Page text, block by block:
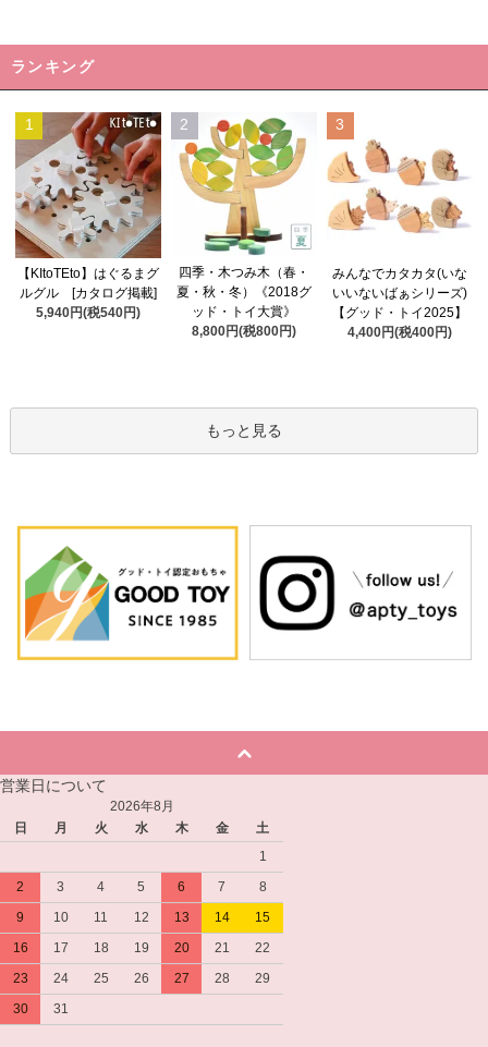
ランキング
1
【KItoTEto】はぐるまグ
ルグル [カタログ掲載]
5,940円(税540円)
2
四季・木つみ木（春・
夏・秋・冬）《2018グ
ッド・トイ大賞》
8,800円(税800円)
3
みんなでカタカタ(いな
いいないばぁシリーズ)
【グッド・トイ2025】
4,400円(税400円)
もっと見る
営業日について
2026年8月
日
月 火 水 木 金
土
1
2
3 4 5 6 7
8
9
10 11 12 13 14
15
16
17 18 19 20 21
22
23
24 25 26 27 28
29
30
31